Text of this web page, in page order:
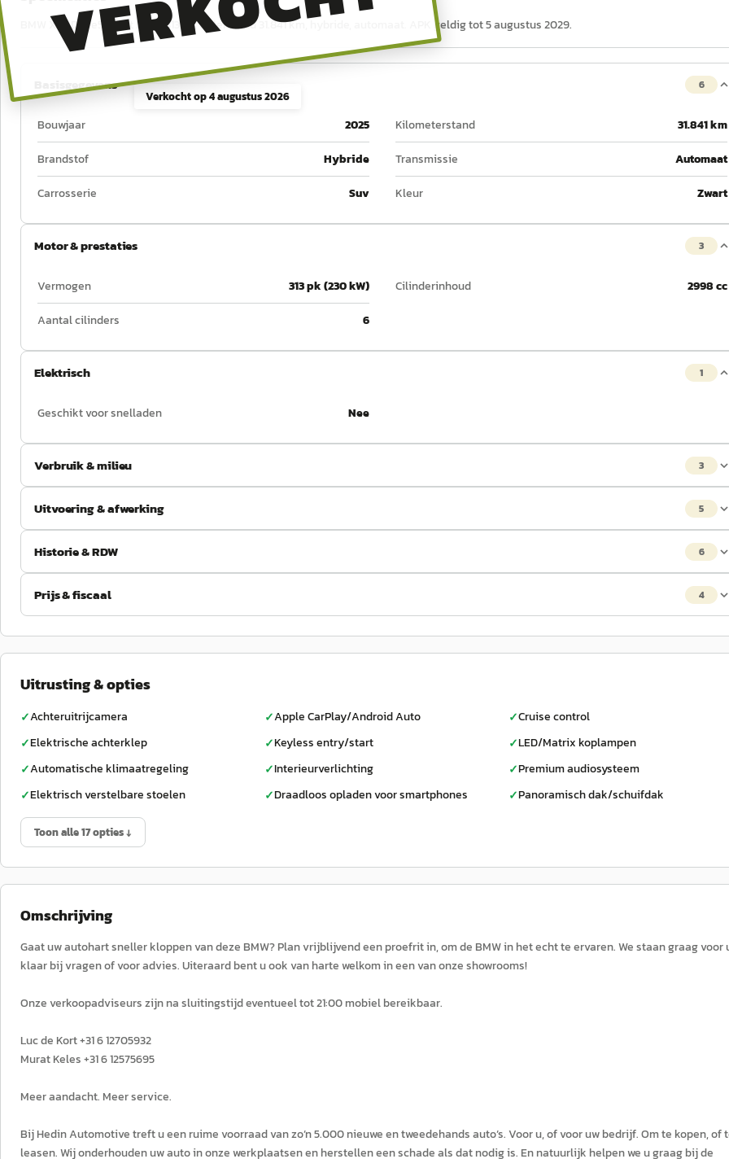
Verkocht op4 augustus 2026
BMW X5 xDrive50e uit 2025, 313 pk, tellerstand 31.841 km, hybride, automaat. APK geldig tot 5 augustus 2029.
Basisgegevens 6
Bouwjaar 2025 Kilometerstand
31.841 km
Brandstof
Hybride Transmissie
Automaat
Carrosserie
Suv Kleur Zwart
Motor & prestaties 3
Vermogen 313 pk (230 kW) Cilinderinhoud
2998 cc
Aantal cilinders
6
Elektrisch 1
Geschikt voor snelladen Nee
Verbruik & milieu 3
Uitvoering & afwerking 5
Historie & RDW 6
Prijs & fiscaal 4
Uitrusting & opties
✓Achteruitrijcamera ✓Apple CarPlay/Android Auto ✓Cruise control
✓Elektrische achterklep ✓Keyless entry/start ✓LED/Matrix koplampen
✓Automatische klimaatregeling ✓Interieurverlichting ✓Premium audiosysteem
✓Elektrisch verstelbare stoelen ✓Draadloos opladen voor smartphones ✓Panoramisch dak/schuifdak
Toon alle 17 opties ↓
Omschrijving
Gaat uw autohart sneller kloppen van deze BMW? Plan vrijblijvend een proefrit in, om de BMW in het echt te ervaren. We staan graag voor
klaar bij vragen of voor advies. Uiteraard bent u ook van harte welkom in een van onze showrooms!
Onze verkoopadviseurs zijn na sluitingstijd eventueel tot 21:00 mobiel bereikbaar.
Luc de Kort +31 6 12705932
Murat Keles +31 6 12575695
Meer aandacht. Meer service.
Bij Hedin Automotive treft u een ruime voorraad van zo’n 5.000 nieuwe en tweedehands auto’s. Voor u, of voor uw bedrijf. Om te kopen, of
leasen. Wij onderhouden uw auto in onze werkplaatsen en herstellen een schade als dat nodig is. En natuurlijk helpen we u graag bij de